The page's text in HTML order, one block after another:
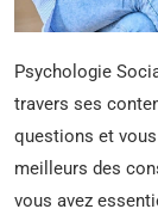
Psychologie
travers ses
questions et
meilleurs des
vous avez